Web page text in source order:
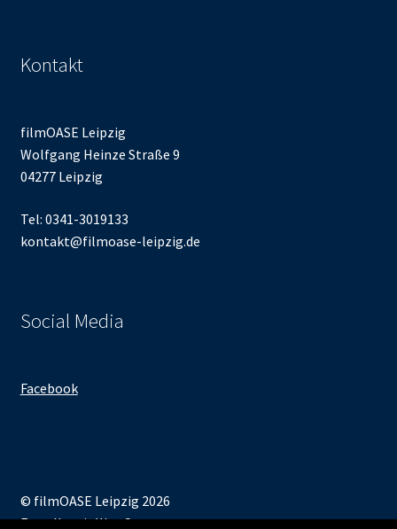
Kontakt
filmOASE Leipzig
Wolfgang Heinze Straße 9
04277 Leipzig
Tel: 0341-3019133
kontakt@filmoase-leipzig.de
Social Media
Facebook
© filmOASE Leipzig 2026
Erstellt mit WooCommerce.